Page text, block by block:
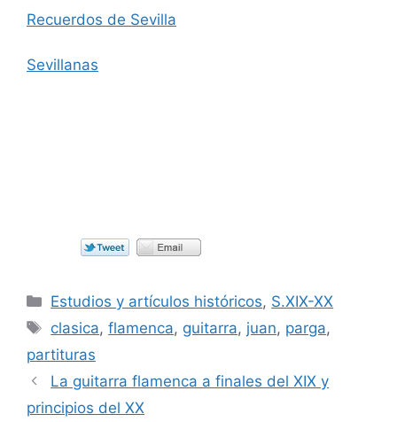
Recuerdos de Sevilla
Sevillanas
Categorías
Estudios y artículos históricos, S.XIX-XX
Etiquetas
clasica,flamenca, guitarra, juan, parga,
partituras
La guitarra flamenca a finales del XIX y
principios del XX